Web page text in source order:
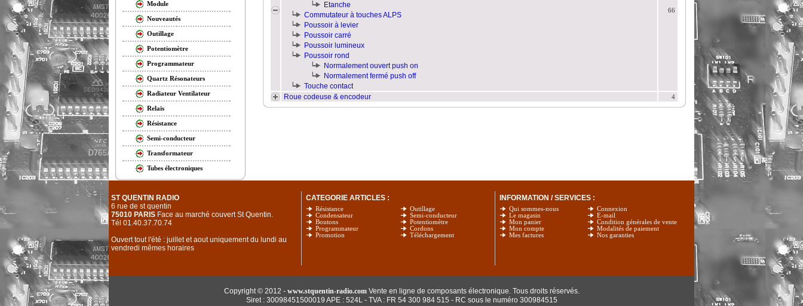
Module
Nouveautés
Outillage
Potentiomètre
Programmateur
Quartz Résonateurs
Radiateur Ventilateur
Relais
Résistance
Semi-conducteur
Transformateur
Tubes électroniques
Etanche
Commutateur à touches ALPS
Poussoir à levier
Poussoir carré
Poussoir lumineux
Poussoir rond
Normalement ouvert push on
Normalement fermé push off
Touche contact
66
Roue codeuse & encodeur 4
ST QUENTIN RADIO
6 rue de st quentin
75010 PARIS Face au marché couvert St Quentin.
Tél 01.40.37.70.74
Ouvert tout l'été : juillet et aout uniquement du lundi au
vendredi mêmes horaires
CATEGORIE ARTICLES :
Résistance
Condensateur
Boutons
Programmateur
Promotion
Outillage
Semi-conducteur
Potentiomètre
Cordons
Téléchargement
INFORMATION / SERVICES :
Qui sommes-nous
Le magasin
Mon panier
Mon compte
Mes factures
Connexion
E-mail
Condition générales de vente
Modalités de paiement
Nos garanties
Copyright © 2012 - www.stquentin-radio.comVente en ligne de composants électronique. Tous droits réservés.
Siret : 30098451500019 APE : 524L - TVA : FR 54 300 984 515 - RC sous le numéro 300984515